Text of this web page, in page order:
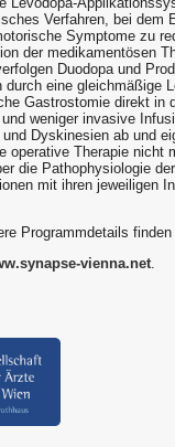
Verfahren, bei dem
Symptome zu
der medikamentösen
Duodopa und
eine gleichmäßige
Gastrostomie direkt in
weniger invasive
Dyskinesien ab und
operative Therapie
die Pathophysiologie
mit ihren jeweiligen
Programmdetails
vienna.net.